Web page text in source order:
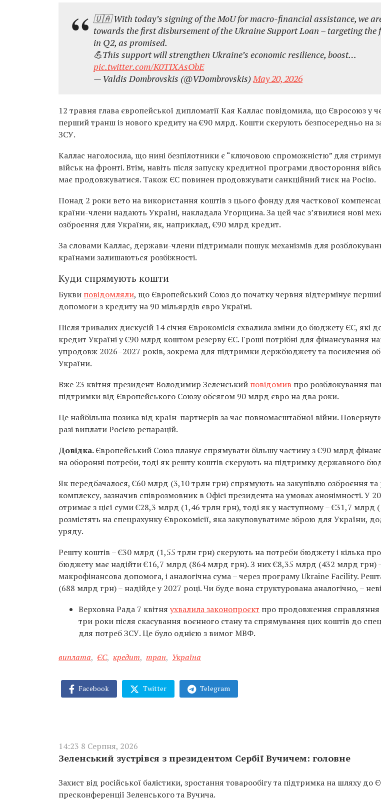
🇺🇦 With today’s signing of the MoU for macro-financial assistance, we
towards the first disbursement of the Ukraine Support Loan – targeting the
in Q2, as promised.
💪This support will strengthen Ukraine’s economic resilience, boost…
pic.twitter.com/K0TIXAsObE
— Valdis Dombrovskis (@VDombrovskis) May 20, 2026
12 травня глава європейської дипломатії Кая Каллас повідомила, що Євросоюз у
перший транш із нового кредиту на €90 млрд. Кошти скерують безпосередньо на
ЗСУ.
Каллас наголосила, що нині безпілотники є “ключовою спроможністю” для
військ на фронті. Втім, навіть після запуску кредитної програми двостороння
має продовжуватися. Також ЄС повинен продовжувати санкційний тиск на Росію.
Понад 2 роки вето на використання коштів з цього фонду для часткової
країни-члени надають Україні, накладала Угорщина. За цей час зʼявилися нові
озброєння для України, як, наприклад, €90 млрд кредит.
За словами Каллас, держави-члени підтримали пошук механізмів для
країнами залишаються розбіжності.
Куди спрямують кошти
Букви повідомляли, що Європейський Союз до початку червня відтермінує
допомоги з кредиту на 90 мільярдів євро Україні.
Після тривалих дискусій 14 січня Єврокомісія схвалила зміни до бюджету ЄС, які
кредит Україні у €90 млрд коштом резерву ЄС. Гроші потрібні для фінансування
упродовж 2026–2027 років, зокрема для підтримки держбюджету та посилення
України.
Вже 23 квітня президент Володимир Зеленський повідомив про розблокування
підтримки від Європейського Союзуобсягом 90 млрд євро на два роки.
Це найбільша позика від країн-партнерів за час повномасштабної війни.
разі виплати Росією репарацій.
Довідка.Європейський Союз планує спрямувати більшу частину з €90 млрд
на оборонні потреби, тоді як решту коштів скерують на підтримку державного
Як передбачалося, €60 млрд (3,10 трлн грн) спрямують на закупівлю озброєння
комплексу, зазначив співрозмовник в Офісі президента на умовах анонімності. У
отримає з цієї суми €28,3 млрд (1,46 трлн грн), тоді як у наступному – €31,7 млрд
розмістять на спецрахунку Єврокомісії, яка закуповуватиме зброю для України,
уряду.
Решту коштів – €30 млрд (1,55 трлн грн) скерують на потреби бюджету і кілька
бюджету має надійти €16,7 млрд (864 млрд грн). З них €8,35 млрд (432 млрд грн)
макрофінансова допомога, і аналогічна сума – через програму Ukraine Facility.
(688 млрд грн) – надійде у 2027 році. Чи буде вона структурована аналогічно, –
Верховна Рада 7 квітня ухвалила законопроєкт про продовження справляння
три роки після скасування воєнного стану та спрямування цих коштів до
для потреб ЗСУ. Це було однією з вимог МВФ.
виплата, ЄС, кредит, тран, Україна
Facebook Twitter Telegram
14:23 8 Серпня, 2026
Зеленський зустрівся з президентом Сербії Вучичем: головне
Захист від російської балістики, зростання товарообігу та підтримка на шляху до
пресконференції Зеленського та Вучича.